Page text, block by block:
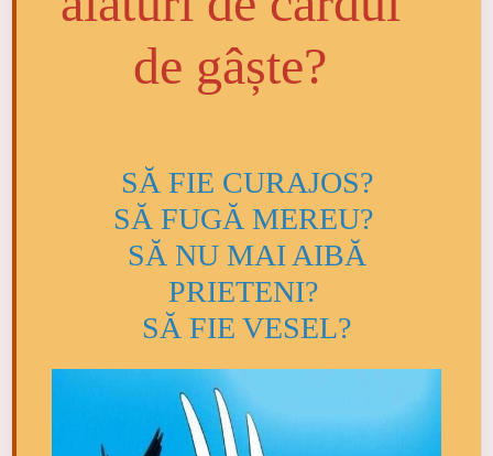
de gâște?
SĂ FIE CURAJOS?
SĂ FUGĂ MEREU?
SĂ NU MAI AIBĂ
PRIETENI?
SĂ FIE VESEL?